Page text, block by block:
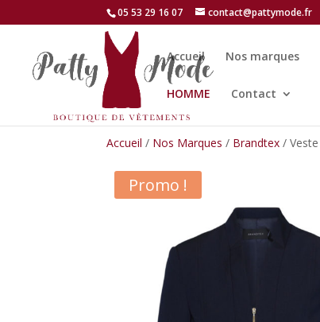
05 53 29 16 07 contact@pattymode.fr
Accueil Nos marques
HOMME Contact
Accueil / Nos Marques / Brandtex / Veste
Promo !